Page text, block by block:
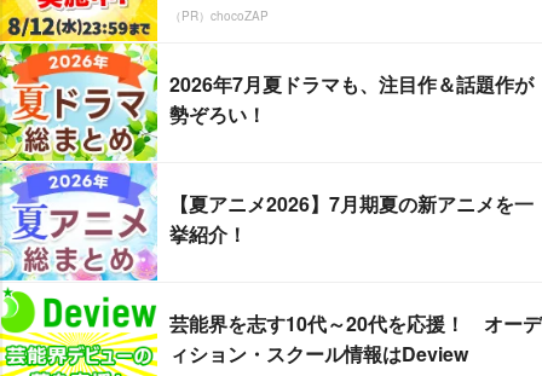
（PR）chocoZAP
2026年7月夏ドラマも、注目作＆話題作が
勢ぞろい！
【夏アニメ2026】7月期夏の新アニメを一
挙紹介！
芸能界を志す10代～20代を応援！ オーデ
ィション・スクール情報はDeview